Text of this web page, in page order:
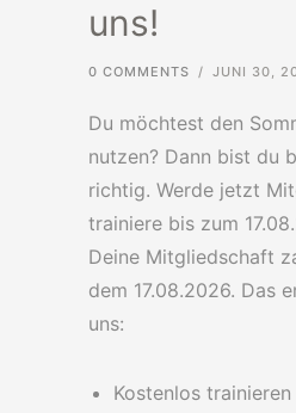
uns!
0 COMMENTS / JUNI 30,
Du möchtest den
nutzen? Dann bist du
richtig. Werde jetzt
trainiere bis zum
Deine Mitgliedschaft
dem 17.08.2026. Das
uns:
Kostenlos